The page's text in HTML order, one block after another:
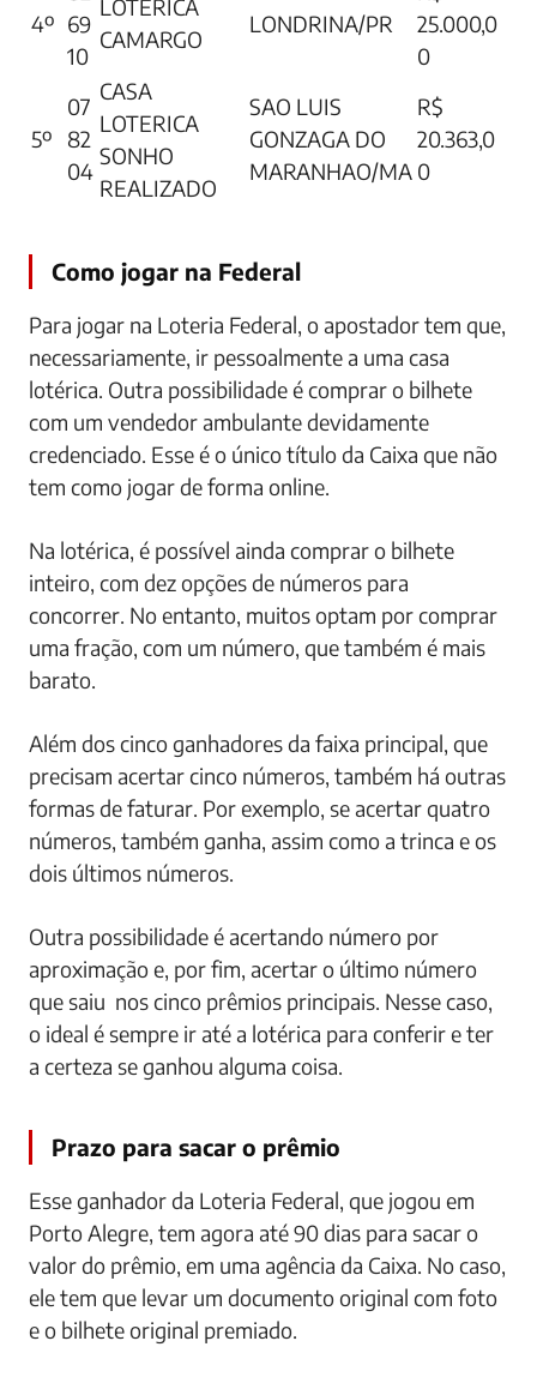
4º 69
10
LOTERICA
CAMARGO
LONDRINA/PR
25.000,0
0
5º
07
82
04
CASA
LOTERICA
SONHO
REALIZADO
SAO LUIS
GONZAGA DO
MARANHAO/MA
R$
20.363,0
0
Como jogar na Federal
Para jogar na Loteria Federal, o apostador tem que,
necessariamente, ir pessoalmente a uma casa
lotérica. Outra possibilidade é comprar o bilhete
com um vendedor ambulante devidamente
credenciado. Esse é o único título da Caixa que não
tem como jogar de forma online.
Na lotérica, é possível ainda comprar o bilhete
inteiro, com dez opções de números para
concorrer. No entanto, muitos optam por comprar
uma fração, com um número, que também é mais
barato.
Além dos cinco ganhadores da faixa principal, que
precisam acertar cinco números, também há outras
formas de faturar. Por exemplo, se acertar quatro
números, também ganha, assim como a trinca e os
dois últimos números.
Outra possibilidade é acertando número por
aproximação e, por fim, acertar o último número
que saiu nos cinco prêmios principais. Nesse caso,
o ideal é sempre ir até a lotérica para conferir e ter
a certeza se ganhou alguma coisa.
Prazo para sacar o prêmio
Esse ganhador da Loteria Federal, que jogou em
Porto Alegre, tem agora até 90 dias para sacar o
valor do prêmio, em uma agência da Caixa. No caso,
ele tem que levar um documento original com foto
e o bilhete original premiado.